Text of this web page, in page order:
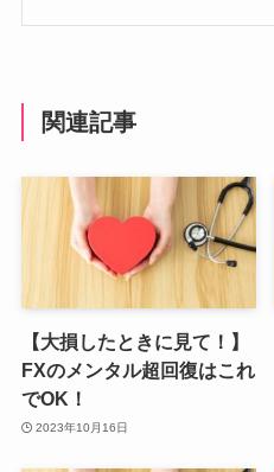
関連記事
【大損したときに見て！】
FXのメンタル超回復はこれ
でOK！
2023年10月16日